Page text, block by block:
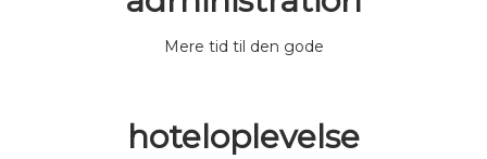
Mere tid til den gode
hoteloplevelse